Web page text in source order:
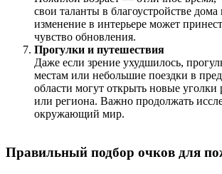
свои таланты в благоустройстве
изменение в интерьере может
чувство обновления.
Прогулки и путешествия
Даже если зрение ухудшилось,
местам или небольшие поездки в
области могут открыть новые уголки
или региона. Важно продолжать
окружающий мир.
Правильный подбор очков для